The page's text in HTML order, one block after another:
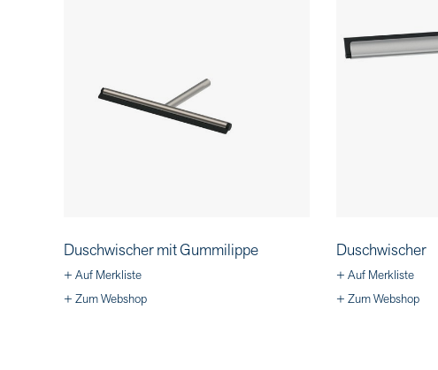
Duschwischer mit Gummilippe
+ Auf Merkliste
+ Zum Webshop
Duschwischer
+ Auf Merkliste
+ Zum Webshop